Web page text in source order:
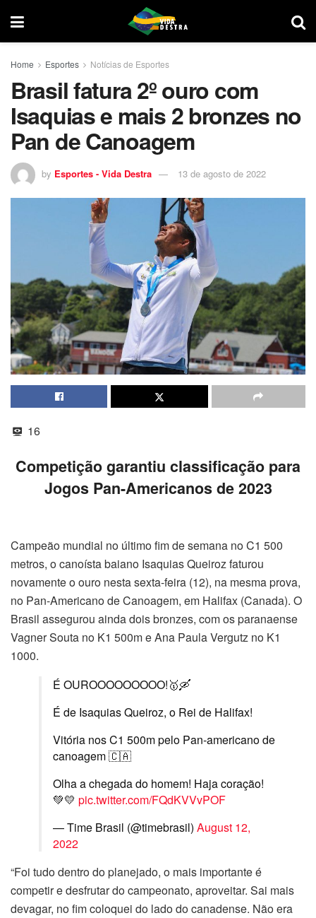
Home Esportes Notícias de Esportes
Brasil fatura 2º ouro com
Isaquias e mais 2 bronzes no
Pan de Canoagem
by Esportes - Vida Destra 13 de agosto de 2022
16
Competição garantiu classificação para
Jogos Pan-Americanos de 2023
Campeão mundial no último fim de semana no C1 500
metros, o canoísta baiano Isaquias Queiroz faturou
novamente o ouro nesta sexta-feira (12), na mesma prova,
no Pan-Americano de Canoagem, em Halifax (Canada). O
Brasil assegurou ainda dois bronzes, com os paranaense
Vagner Souta no K1 500m e Ana Paula Vergutz no K1
1000.
É OUROOOOOOOOO!🥇🛶
É de Isaquias Queiroz, o Rei de Halifax!
Vitória nos C1 500m pelo Pan-americano de
canoagem 🇨🇦
Olha a chegada do homem! Haja coração!
💚💛 pic.twitter.com/FQdKVVvPOF
— Time Brasil (@timebrasil) August 12,
2022
“Foi tudo dentro do planejado, o mais importante é
competir e desfrutar do campeonato, aproveitar. Sai mais
devagar, no fim coloquei do lado do canadense. Não era